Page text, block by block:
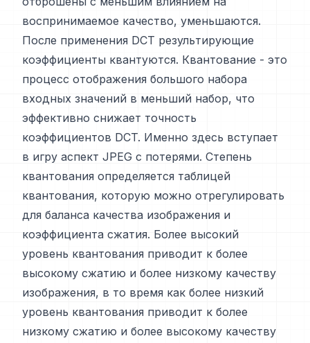
воспринимаемое качество, уменьшаются.
После применения DCT результирующие
коэффициенты квантуются. Квантование - это
процесс отображения большого набора
входных значений в меньший набор, что
эффективно снижает точность
коэффициентов DCT. Именно здесь вступает
в игру аспект JPEG с потерями. Степень
квантования определяется таблицей
квантования, которую можно отрегулировать
для баланса качества изображения и
коэффициента сжатия. Более высокий
уровень квантования приводит к более
высокому сжатию и более низкому качеству
изображения, в то время как более низкий
уровень квантования приводит к более
низкому сжатию и более высокому качеству